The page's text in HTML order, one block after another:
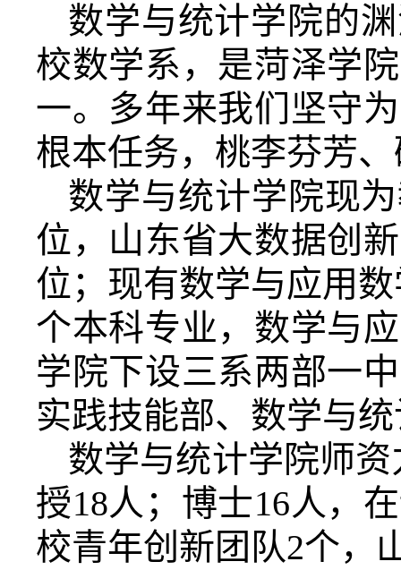
数学与统计学院的
校数学系，是菏泽学
一。多年来我们坚守
根本任务，桃李芬芳
数学与统计学院现
位，山东省大数据创
位；现有数学与应用
个本科专业，数学与
学院下设三系两部一
实践技能部、数学与
数学与统计学院师
授18人；博士16人，
校青年创新团队2个，